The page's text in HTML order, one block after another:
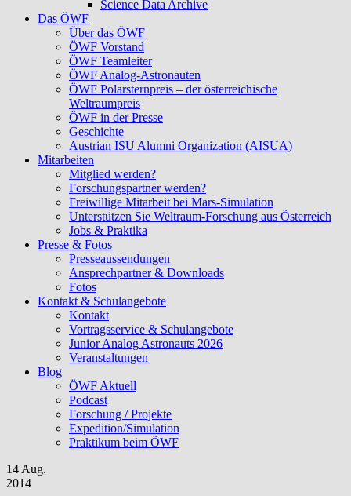
Science Data Archive
Das ÖWF
Über das ÖWF
ÖWF Vorstand
ÖWF Teamleiter
ÖWF Analog-Astronauten
ÖWF Polarsternpreis – der österreichische
Weltraumpreis
ÖWF in der Presse
Geschichte
Austrian ISU Alumni Organization (AISUA)
Mitarbeiten
Mitglied werden?
Forschungspartner werden?
Freiwillige Mitarbeit bei Mars-Simulation
Unterstützen Sie Weltraum-Forschung aus Österreich
Jobs & Praktika
Presse & Fotos
Presseaussendungen
Ansprechpartner & Downloads
Fotos
Kontakt & Schulangebote
Kontakt
Vortragsservice & Schulangebote
Junior Analog Astronauts 2026
Veranstaltungen
Blog
ÖWF Aktuell
Podcast
Forschung / Projekte
Expedition/Simulation
Praktikum beim ÖWF
14 Aug.
2014